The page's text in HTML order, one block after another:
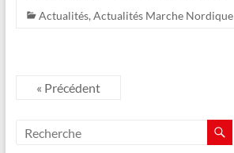
Actualités, Actualités Marche Nordique
« Précédent